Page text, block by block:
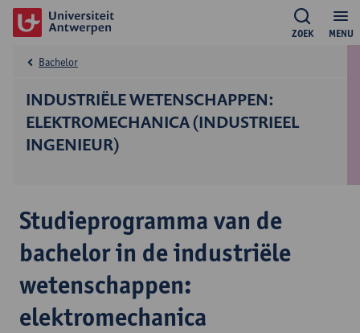
MENU
ZOEK
INDUSTRIËLE WETENSCHAPPEN:
ELEKTROMECHANICA (INDUSTRIEEL
INGENIEUR)
Bachelor
Studieprogramma van de
bachelor in de industriële
wetenschappen:
elektromechanica